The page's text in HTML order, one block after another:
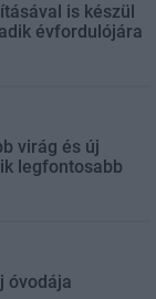
is készül
évfordulójára
virág és új
legfontosabb
óvodája